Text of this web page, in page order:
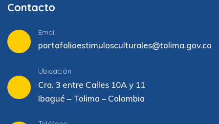
Contacto
Email
portafolioestimulosculturales@tolima.gov.co
Ubicación
Cra. 3 entre Calles 10A y 11
Ibagué – Tolima – Colombia